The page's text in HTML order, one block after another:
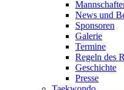
News und
Sponsoren
Galerie
Termine
Regeln des
Geschichte
Presse